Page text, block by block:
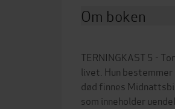
Om boken
TERNINGKAST 5 -
livet. Hun
død finnes
som inneholder